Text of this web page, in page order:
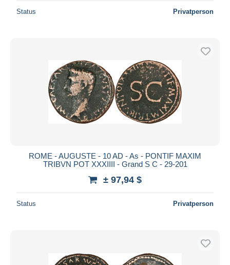
Status Privatperson
ROME - AUGUSTE - 10 AD - As - PONTIF MAXIM
TRIBVN POT XXXIIII - Grand S C - 29-201
± 97,94 $
Status Privatperson